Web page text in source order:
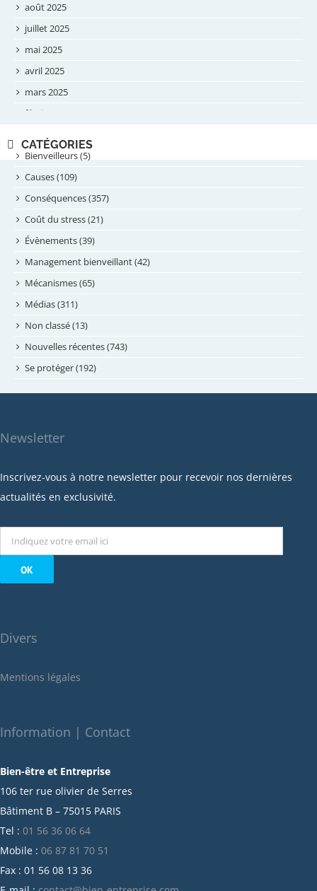
août 2025
juillet 2025
mai 2025
avril 2025
mars 2025
février 2025
septembre 2024
août 2024
juillet 2024
juin 2024
mai 2024
avril 2024
février 2024
janvier 2024
novembre 2023
octobre 2023
septembre 2023
mars 2023
janvier 2023
décembre 2022
octobre 2022
septembre 2022
août 2022
mai 2022
décembre 2021
octobre 2021
juillet 2021
juin 2021
mai 2021
avril 2021
mars 2021
février 2021
CATÉGORIES
Bienveilleurs (5)
Causes (109)
Conséquences (357)
Coût du stress (21)
Évènements (39)
Management bienveillant (42)
Mécanismes (65)
Médias (311)
Non classé (13)
Nouvelles récentes (743)
Se protéger (192)
Newsletter
Inscrivez-vous à notre newsletter pour recevoir nos dernières
actualités en exclusivité.
Divers
Mentions légales
Information | Contact
Bien-être et Entreprise
106 ter rue olivier de Serres
Bâtiment B – 75015 PARIS
Tel : 01 56 36 06 64
Mobile : 06 87 81 70 51
Fax : 01 56 08 13 36